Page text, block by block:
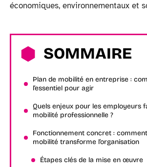
économiques, environnementaux et
SOMMAIRE
Plan de mobilité en entreprise :
l’essentiel pour agir
Quels enjeux pour les employeurs
mobilité professionnelle ?
Fonctionnement concret :
mobilité transforme l’organisation
Étapes clés de la mise en œuvre